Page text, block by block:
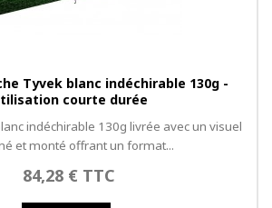
Tyvek blanc indéchirable 130g -
courte durée
indéchirable 130g livrée avec un visuel
et monté offrant un format...
84,28 € TTC